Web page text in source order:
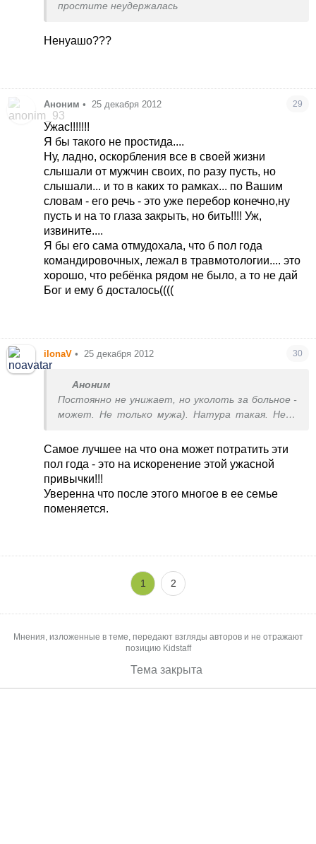
простите неудержалась
Ненуашо???
Аноним • 25 декабря 2012 29
Ужас!!!!!!!
Я бы такого не простида....
Ну, ладно, оскорбления все в своей жизни
слышали от мужчин своих, по разу пусть, но
слышали... и то в каких то рамках... по Вашим
словам - его речь - это уже перебор конечно,ну
пусть и на то глаза закрыть, но бить!!!! Уж,
извините....
Я бы его сама отмудохала, что б пол года
командировочных, лежал в травмотологии.... это
хорошо, что ребёнка рядом не было, а то не дай
Бог и ему б досталось((((
ilonaV • 25 декабря 2012 30
Аноним
Постоянно не унижает, но уколоть за больное -
может. Не только мужа). Натура такая. Нет,
Самое лучшее на что она может потратить эти
пол года - это на искоренение этой ужасной
привычки!!!
Уверенна что после этого многое в ее семье
поменяется.
1 2
Мнения, изложенные в теме, передают взгляды авторов и не отражают
позицию Kidstaff
Тема закрыта